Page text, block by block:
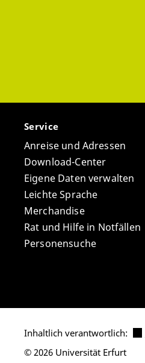
Service
Anreise und Adressen
Download-Center
Eigene Daten verwalten
Leichte Sprache
Merchandise
Rat und Hilfe in Notfällen
Personensuche
Inhaltlich verantwortlich:
© 2026 Universität Erfurt